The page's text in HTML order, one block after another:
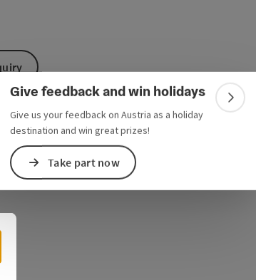
Give feedback and win holidays
Give us your feedback on Austria as a holiday
destination and win great prizes!
Take part now
language - Open menu